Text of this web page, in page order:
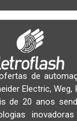
de
Electric,
de 20 anos